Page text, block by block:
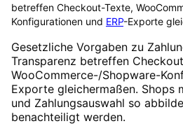
betreffen Checkout-Texte,
Konfigurationen und ERP-Exporte
Gesetzliche Vorgaben zu
Transparenz betreffen
WooCommerce-/Shopware-
Exporte gleichermaßen. Shops
und Zahlungsauswahl so
benachteiligt werden.